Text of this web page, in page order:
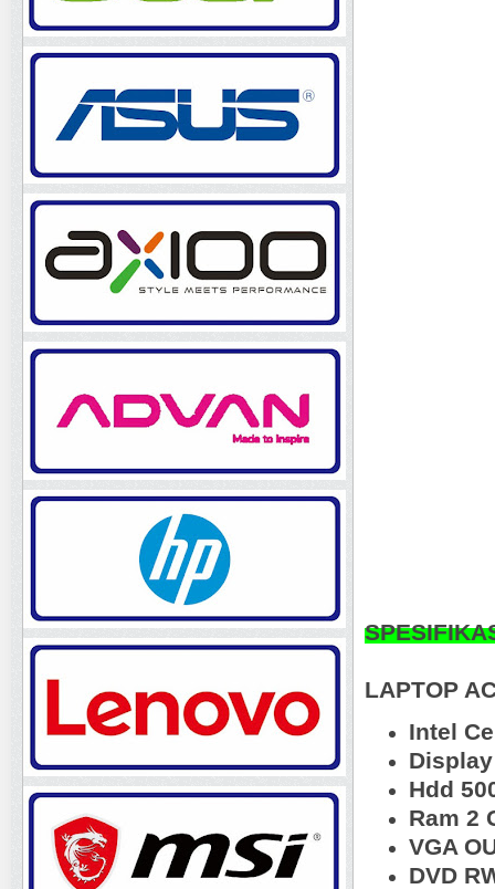
LAPTOP
Intel
Hdd
Ram 2
VGA
DVD